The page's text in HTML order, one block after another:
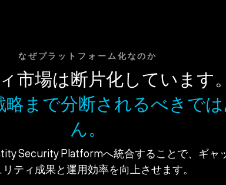
なぜプラットフォーム化なのか
市場は断片化しています
略まで分断されるべきで
ん。
Security Platformへ統合することで、ギャ
リティ成果と運用効率を向上させます。